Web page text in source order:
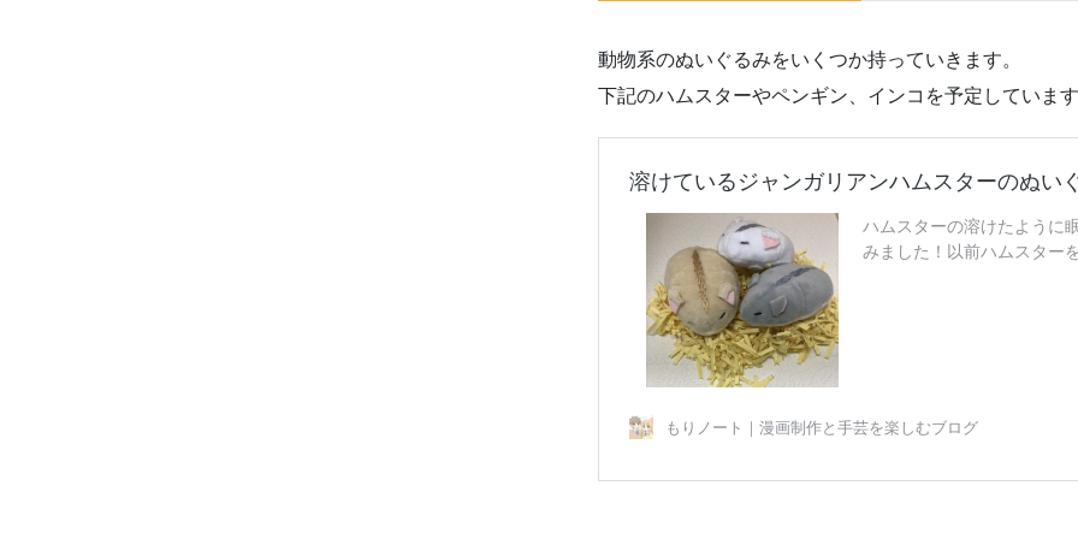
動物系のぬいぐるみをいくつか持っていきます。
下記のハムスターやペンギン、インコを予定していま